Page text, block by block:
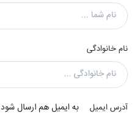
نام خانوادگی
آدرس ایمیل به ایمیل هم ارسال شود